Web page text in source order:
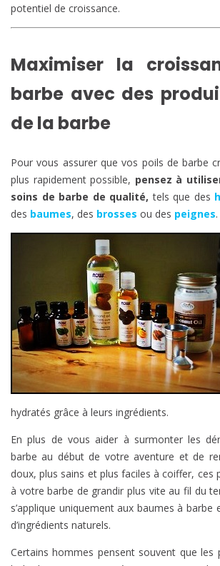
potentiel de croissance.
Maximiser la
barbe avec des
de la barbe
Pour vous assurer que vos poils de barbe
plus rapidement possible, pensez à
soins de barbe de qualité, tels que des
des baumes, des brosses ou des peignes.
hydratés grâce à leurs ingrédients.
En plus de vous aider à surmonter les
barbe au début de votre aventure et de
doux, plus sains et plus faciles à coiffer,
à votre barbe de grandir plus vite au fil du
s’applique uniquement aux baumes à barbe
d’ingrédients naturels.
Certains hommes pensent souvent que les